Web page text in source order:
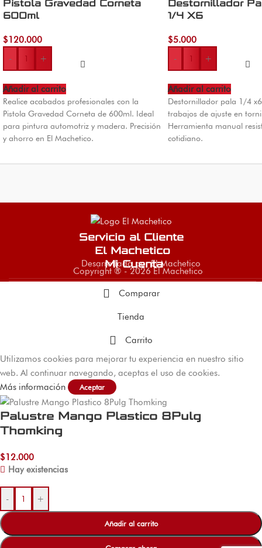
Pistola Gravedad Corneta
600ml
$120.000
-
+
Añadir al carrito
Realice acabados profesionales con la
Pistola Gravedad Corneta de 600ml. Ideal
para pintura automotriz y madera. Precisión
y ahorro en El Machetico.
Destornillador
1/4 X6
$5.000
-
+
Añadir al carrito
Destornillador pala 1/4
trabajos de ajuste en
Herramienta manual
cotidiano.
Servicio al Cliente
El Machetico
Mi Cuenta
Desarrollado por El Machetico
Copyright ® - 2026 El Machetico
Comparar
Tienda
Carrito
Utilizamos cookies para mejorar tu experiencia en nuestro sitio
web. Al continuar navegando, aceptas el uso de cookies.
Más información
Aceptar
Palustre Mango Plastico 8Pulg
Thomking
$12.000
Hay existencias
- +
Añadir al carrito